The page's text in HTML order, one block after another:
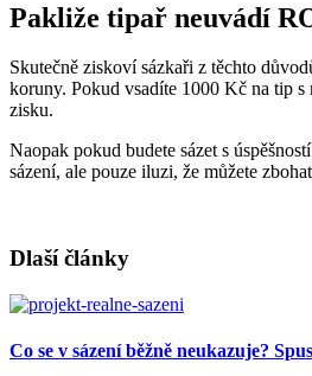
Pakliže tipař neuvádí
Skutečně ziskoví sázkaři z těchto
koruny. Pokud vsadíte 1000 Kč na tip
zisku.
Naopak pokud budete sázet s
sázení, ale pouze iluzi, že můžete
Dlaší články
Co se v sázení běžně neukazuje?